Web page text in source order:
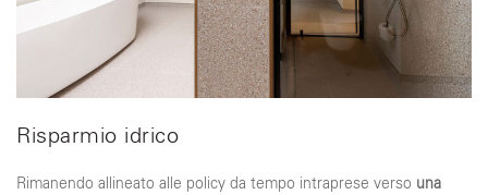
Risparmio idrico
Rimanendo allineato alle policy da tempo intraprese verso una